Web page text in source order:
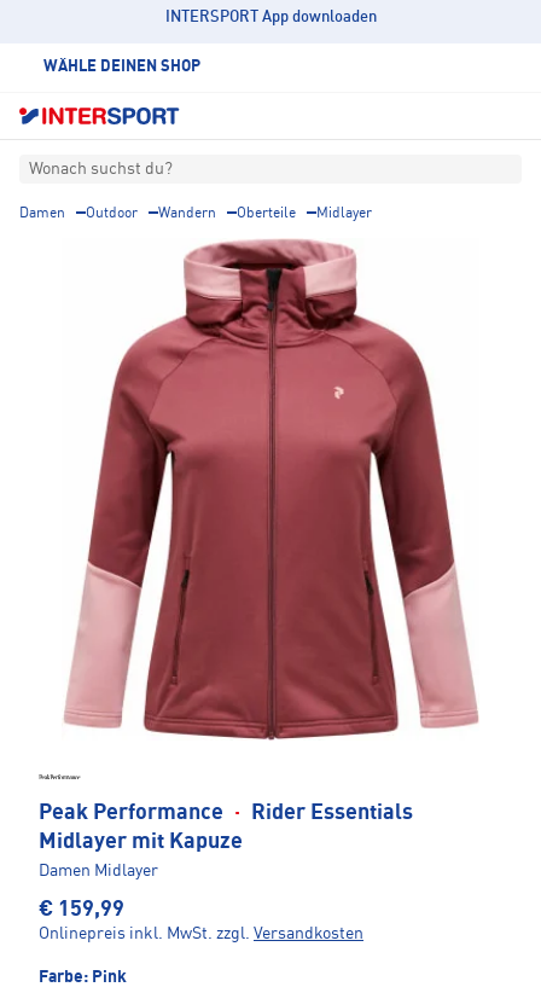
INTERSPORT App downloaden
WÄHLE DEINEN SHOP
Wonach suchst du?
Damen Outdoor Wandern Oberteile Midlayer
Peak Performance ·
Rider Essentials
Midlayer mit Kapuze
Damen Midlayer
€ 159,99
Onlinepreis inkl. MwSt. zzgl. Versandkosten
Farbe: Pink